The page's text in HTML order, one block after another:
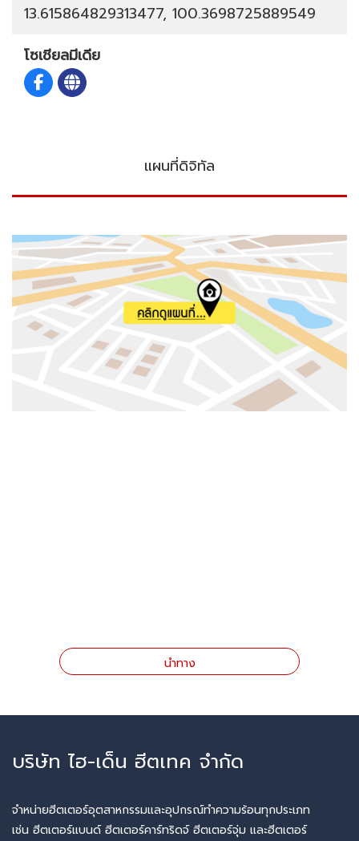
13.615864829313477, 100.3698725889549
โซเชียลมีเดีย
แผนที่ดิจิทัล
นำทาง
บริษัท ไฮ-เด็น ฮีตเทค จำกัด
จำหน่ายฮีตเตอร์อุตสาหกรรมและอุปกรณ์ทำความร้อนทุกประเภท
เช่น ฮีตเตอร์แบนด์ ฮีตเตอร์คาร์ทริดจ์ ฮีตเตอร์จุ่ม และฮีตเตอร์